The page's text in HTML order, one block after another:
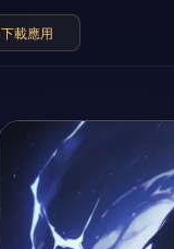
下載應用